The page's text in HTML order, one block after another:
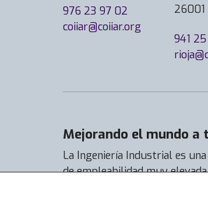
976 23 97 02
coiiar@coiiar.org
26001
941
Mejorando el mundo a
La Ingeniería Industrial es
de empleabilidad muy